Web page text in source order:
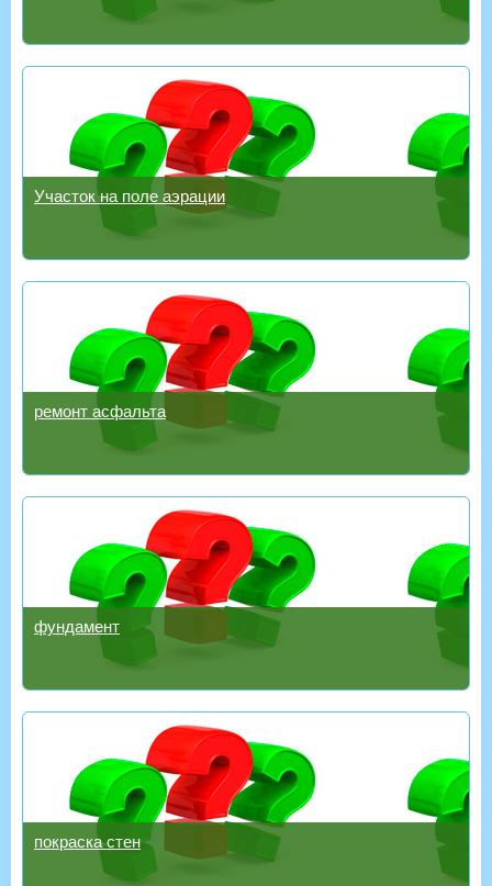
Участок на поле аэрации
ремонт асфальта
фундамент
покраска стен